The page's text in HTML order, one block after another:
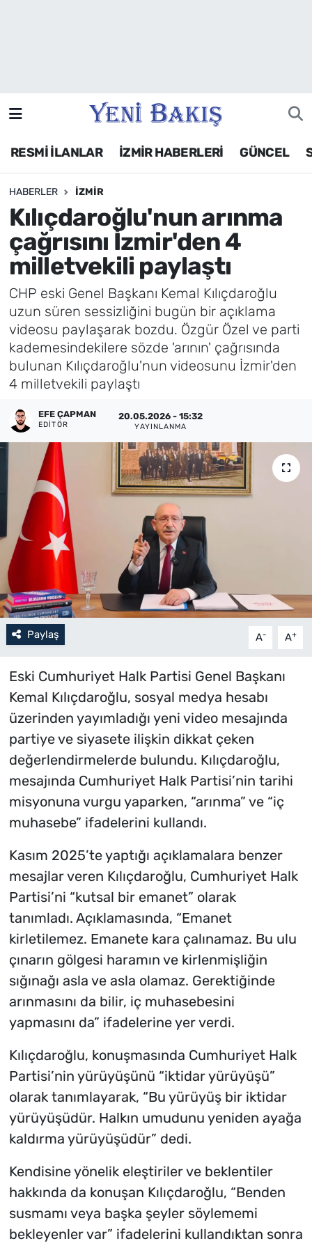
RESMİ İLANLAR İZMİR HABERLERİ GÜNCEL
HABERLER İZMIR
Kılıçdaroğlu'nun arınma
çağrısını İzmir'den 4
milletvekili paylaştı
CHP eski Genel Başkanı Kemal Kılıçdaroğlu
uzun süren sessizliğini bugün bir açıklama
videosu paylaşarak bozdu. Özgür Özel ve parti
kademesindekilere sözde 'arının' çağrısında
bulunan Kılıçdaroğlu'nun videosunu İzmir'den
4 milletvekili paylaştı
EFE ÇAPMAN
EDITÖR
20.05.2026 - 15:32
YAYINLANMA
Paylaş A- A+
Eski Cumhuriyet Halk Partisi Genel Başkanı
Kemal Kılıçdaroğlu, sosyal medya hesabı
üzerinden yayımladığı yeni video mesajında
partiye ve siyasete ilişkin dikkat çeken
değerlendirmelerde bulundu. Kılıçdaroğlu,
mesajında Cumhuriyet Halk Partisi’nin tarihi
misyonuna vurgu yaparken, “arınma” ve “iç
muhasebe” ifadelerini kullandı.
Kasım 2025’te yaptığı açıklamalara benzer
mesajlar veren Kılıçdaroğlu, Cumhuriyet Halk
Partisi’ni “kutsal bir emanet” olarak
tanımladı. Açıklamasında, “Emanet
kirletilemez. Emanete kara çalınamaz. Bu ulu
çınarın gölgesi haramın ve kirlenmişliğin
sığınağı asla ve asla olamaz. Gerektiğinde
arınmasını da bilir, iç muhasebesini
yapmasını da” ifadelerine yer verdi.
Kılıçdaroğlu, konuşmasında Cumhuriyet Halk
Partisi’nin yürüyüşünü “iktidar yürüyüşü”
olarak tanımlayarak, “Bu yürüyüş bir iktidar
yürüyüşüdür. Halkın umudunu yeniden ayağa
kaldırma yürüyüşüdür” dedi.
Kendisine yönelik eleştiriler ve beklentiler
hakkında da konuşan Kılıçdaroğlu, “Benden
susmamı veya başka şeyler söylememi
bekleyenler var” ifadelerini kullandıktan sonra
Siyaset
Asayiş / Polis-Adliye
Spor
Magazin
Foto Galeri
Künye
İletişim